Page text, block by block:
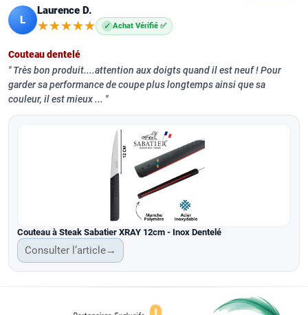
L
Laurence D.
★★★★★
★★★★★ ✓ Achat Vérifié ✅
Couteau dentelé
Très bon produit....attention aux doigts quand il est neuf ! Pour
garder sa performance de coupe plus longtemps ainsi que sa
couleur, il est mieux ...
Couteau à Steak Sabatier XRAY 12cm - Inox Dentelé
Consulter l’article→